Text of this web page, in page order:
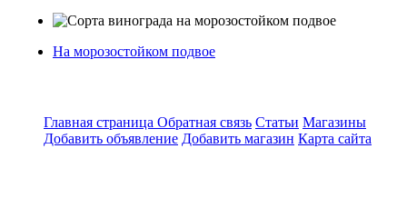
На морозостойком подвое
Главная страница Обратная связь Статьи Магазины
Добавить объявление Добавить магазин Карта сайта